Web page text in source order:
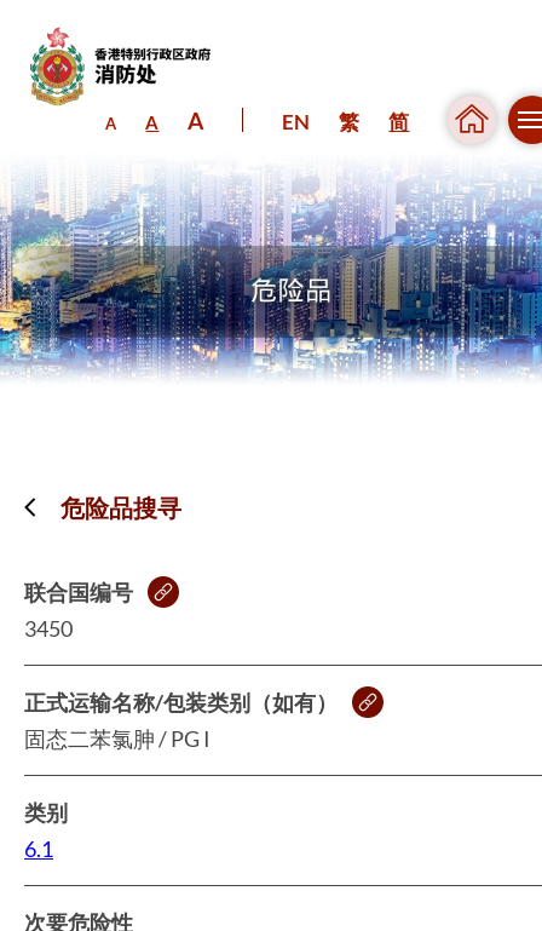
A A A EN 繁 简
危险品搜寻
联合国编号
3450
正式运输名称/包装类别（如有）
固态二苯氯胂 / PG I
类别
6.1
次要危险性